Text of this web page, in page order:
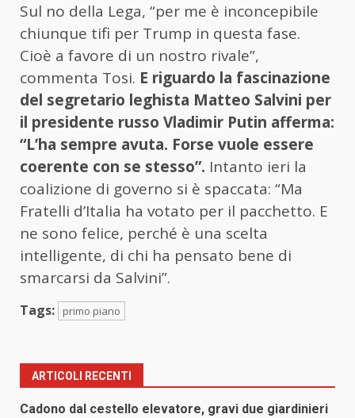
Sul no della Lega, “per me è inconcepibile
chiunque tifi per Trump in questa fase.
Cioè a favore di un nostro rivale”,
commenta Tosi. E riguardo la fascinazione
del segretario leghista Matteo Salvini per
il presidente russo Vladimir Putin afferma:
“L’ha sempre avuta. Forse vuole essere
coerente con se stesso”. Intanto ieri la
coalizione di governo si è spaccata: “Ma
Fratelli d’Italia ha votato per il pacchetto. E
ne sono felice, perché è una scelta
intelligente, di chi ha pensato bene di
smarcarsi da Salvini”.
Tags: primo piano
ARTICOLI RECENTI
Cadono dal cestello elevatore, gravi due giardinieri